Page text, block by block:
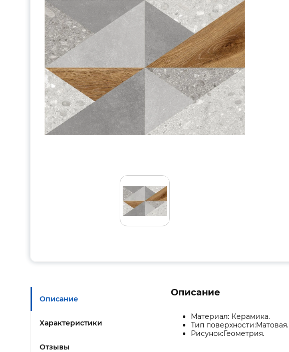
Описание
Характеристики
Отзывы
Описание
Материал: Керамика.
Тип поверхности:Матовая.
Рисунок:Геометрия.